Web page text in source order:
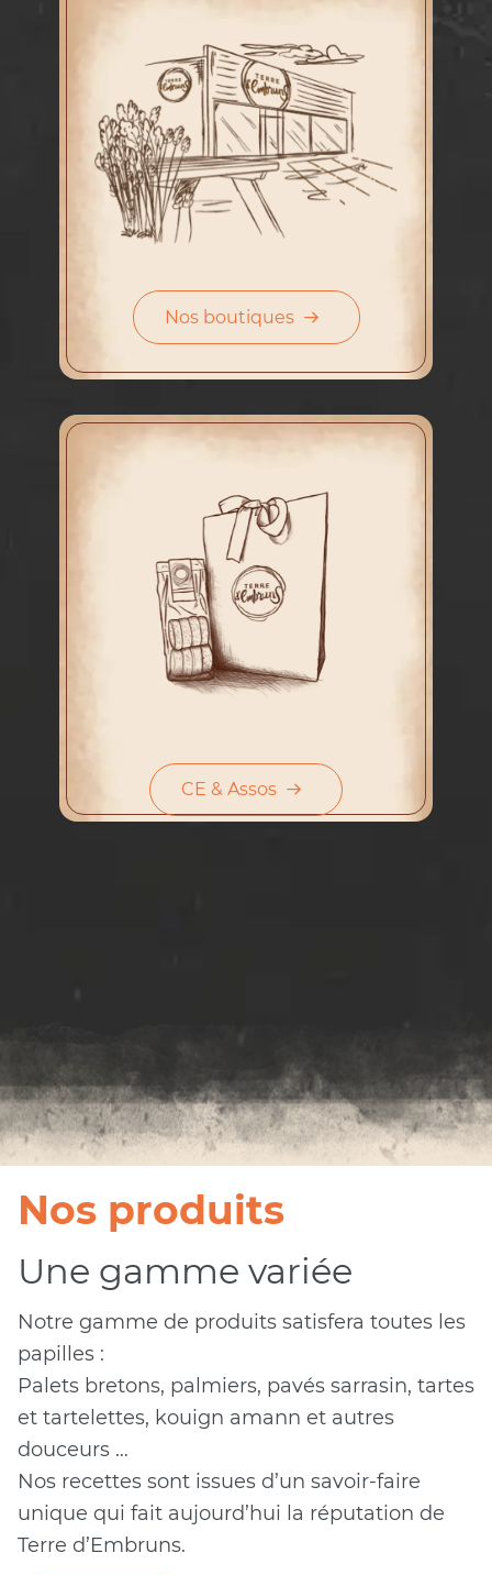
Nos boutiques
CE & Assos
Nos produits
Une gamme variée
Notre gamme de produits satisfera toutes les
papilles :
Palets bretons, palmiers, pavés sarrasin, tartes
et tartelettes, kouign amann et autres
douceurs …
Nos recettes sont issues d’un savoir-faire
unique qui fait aujourd’hui la réputation de
Terre d’Embruns.